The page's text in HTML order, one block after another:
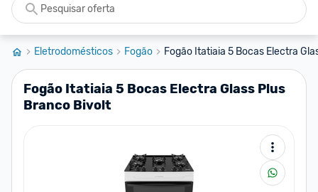
Eletrodomésticos Fogão Fogão Itatiaia 5 Bocas Electra
Fogão Itatiaia 5 Bocas Electra Glass Plus
Branco Bivolt